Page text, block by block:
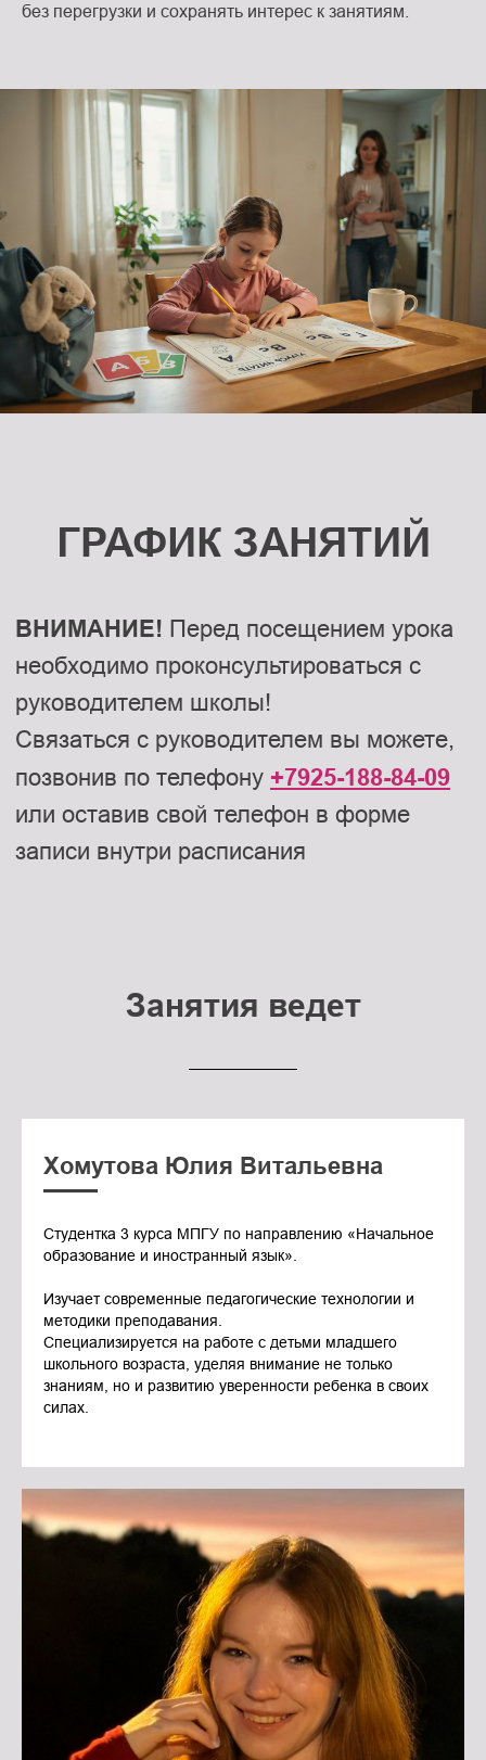
без перегрузки и сохранять интерес к занятиям.
Занятия ведет
Хомутова Юлия Витальевна
Студентка 3 курса МПГУ по направлению «Начальное
образование и иностранный язык».
Изучает современные педагогические технологии и
методики преподавания.
Специализируется на работе с детьми младшего
школьного возраста, уделяя внимание не только
знаниям, но и развитию уверенности ребенка в своих
силах.